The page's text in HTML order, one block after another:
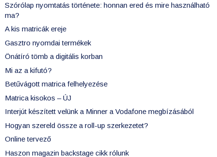
Szórólap nyomtatás története: honnan ered és mire használható
ma?
A kis matricák ereje
Gasztro nyomdai termékek
Önátíró tömb a digitális korban
Mi az a kifutó?
Betűvágott matrica felhelyezése
Matrica kisokos – ÚJ
Interjút készített velünk a Minner a Vodafone megbízásából
Hogyan szereld össze a roll-up szerkezetet?
Online tervező
Haszon magazin backstage cikk rólunk